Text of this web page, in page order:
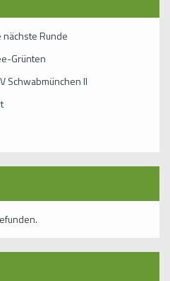
nächste Runde
Grünten
Schwabmünchen II